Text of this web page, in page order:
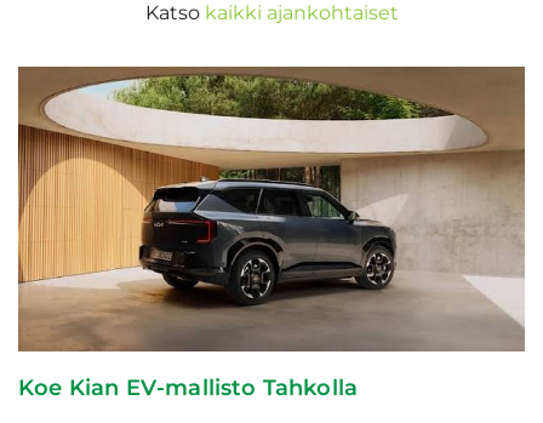
Katso kaikki ajankohtaiset
Koe Kian EV-mallisto Tahkolla